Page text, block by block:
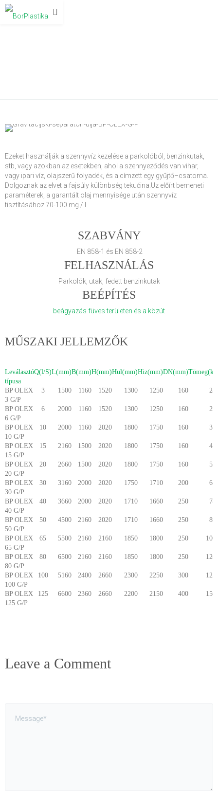
Ezeket használják a szennyvíz kezelése a parkolóból , benzinkutak
stb vagy azokban az esetekben , ahol a szennyeződés van vihar,
vagy ipari víz , olajszerű folyadék, és a címzett egy gyűjtő–csatorna.
Dolgoznak az elvet a fajsúly különbség tekućina.Uz előírt bemeneti
paraméterek, a garantált olaj mennyisége után szennyvíz
tisztításához70-100 mg /
SZABVÁNY
EN 858-1 és EN 858-2
FELHASZNÁLÁS
Parkolók, utak, fedett benzinkutak
BEÉPÍTÉS
beágyazás füves területen és a közút
MŰSZAKI JELLEMZŐK
Leválasztó
típusa
Q(l/S)L(mm)B(mm)H(mm)Hul(mm)Hiz(mm)DN(mm)
BP OLEX
3 G/P
3 1500 1160 1520 1300 1250 160
BP OLEX
6 G/P
6 2000 1160 1520 1300 1250 160
BP OLEX
10 G/P
10 2000 1160 2020 1800 1750 160
BP OLEX
15 G/P
15 2160 1500 2020 1800 1750 160
BP OLEX
20 G/P
20 2660 1500 2020 1800 1750 160
BP OLEX
30 G/P
30 3160 2000 2020 1750 1710 200
BP OLEX
40 G/P
40 3660 2000 2020 1710 1660 250
BP OLEX
50 G/P
50 4500 2160 2020 1710 1660 250
BP OLEX
65 G/P
65 5500 2160 2160 1850 1800 250
BP OLEX
80 G/P
80 6500 2160 2160 1850 1800 250
BP OLEX
100 G/P
100 5160 2400 2660 2300 2250 300
BP OLEX
125 G/P
125 6600 2360 2660 2200 2150 400
Leave a Comment